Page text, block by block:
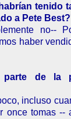
tenido
a Pete
no--
haber
de la
incluso
once tomas --